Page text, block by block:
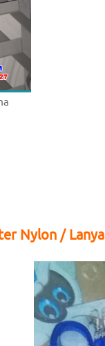
Nylon /